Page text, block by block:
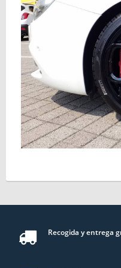
Recogida y entrega